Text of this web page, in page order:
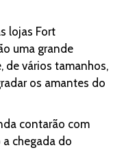
lojas Fort
uma grande
de vários tamanhos,
os amantes do
contarão com
chegada do